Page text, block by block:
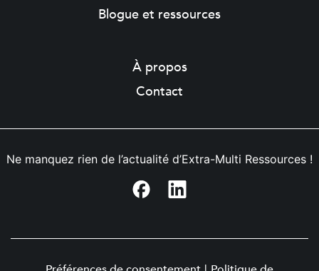
Blogue et ressources
À propos
Contact
Ne manquez rien de l’actualité d’Extra-Multi Ressources !